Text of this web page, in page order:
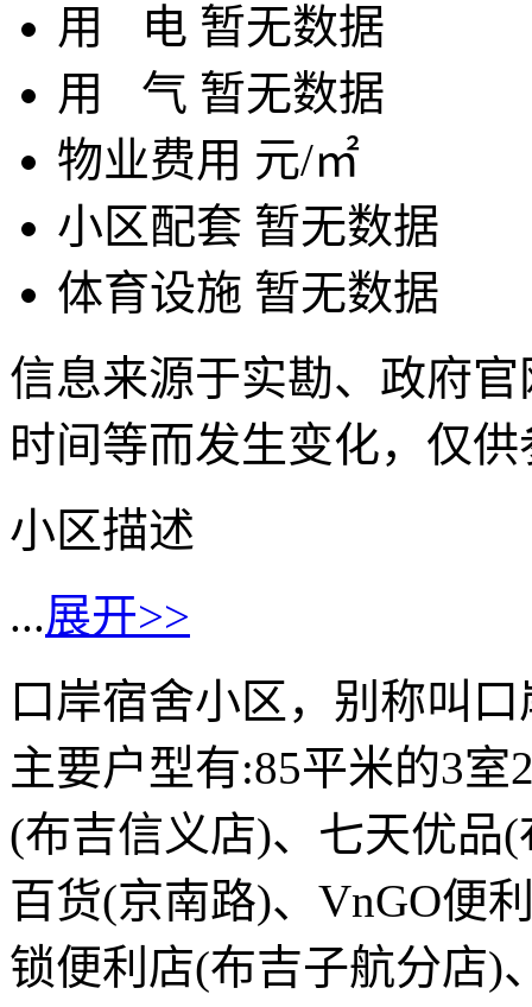
用
电 暂无数据
用 气 暂无数据
物业费用 元/㎡
小区配套 暂无数据
体育设施 暂无数据
信息来源于实勘、政府
时间等而发生变化，仅
小区描述
...展开>>
口岸宿舍小区，别称叫
主要户型有:85平米的3
(布吉信义店)、七天优品
百货(京南路)、VnGO便
锁便利店(布吉子航分店